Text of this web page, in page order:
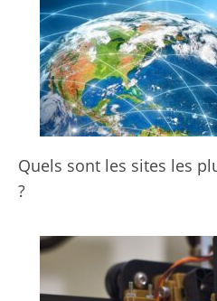
Quels sont les sites les
?